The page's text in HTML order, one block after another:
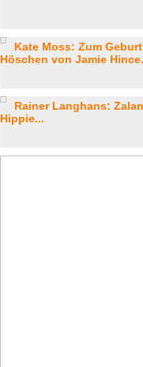
Kate Moss: Zum
Höschen von Jamie
Rainer Langhans:
Hippie...